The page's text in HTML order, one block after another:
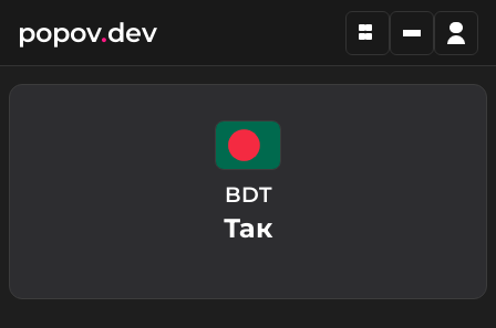
popov.dev
BDT
Так